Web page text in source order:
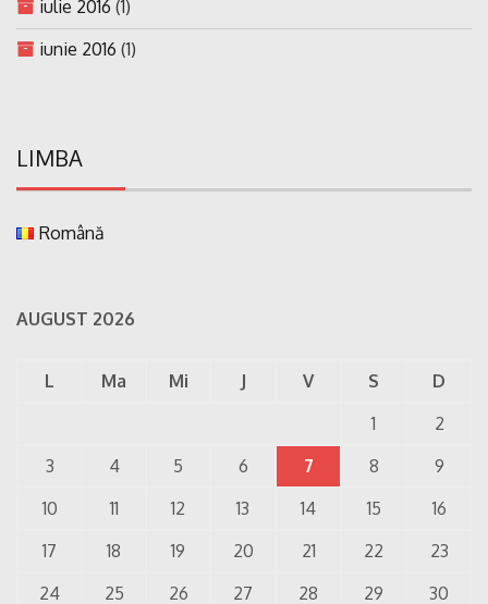
iulie 2016 (1)
iunie 2016 (1)
LIMBA
Română
AUGUST 2026
L Ma Mi J V S
D
1
2
3
4 5 6 7 8
9
10
11 12 13 14 15
16
17
18 19 20 21 22
23
24
25 26 27 28 29 30